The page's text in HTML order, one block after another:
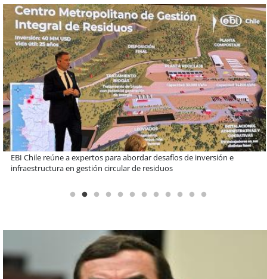
Más de 1.600 alumnos han sido parte de programa Súper Sano de
Sopraval en lo que va del año